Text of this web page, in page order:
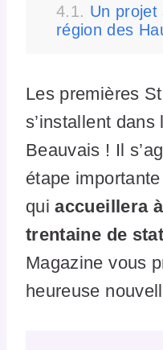
Un projet
région des
Les premières
s’installent
Beauvais ! Il
étape
quiaccueillera
trentaine de
Magazine vous
heureuse